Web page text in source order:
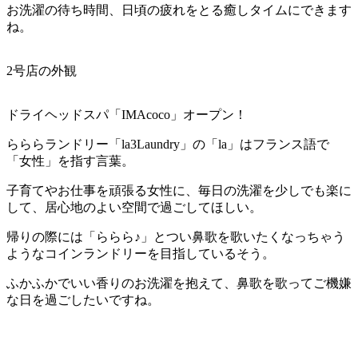
お洗濯の待ち時間、日頃の疲れをとる癒しタイムにできます
ね。
2号店の外観
ドライヘッドスパ「IMAcoco」オープン！
らららランドリー「la3Laundry」の「la」はフランス語で
「女性」を指す言葉。
子育てやお仕事を頑張る女性に、毎日の洗濯を少しでも楽に
して、居心地のよい空間で過ごしてほしい。
帰りの際には「ららら♪」とつい鼻歌を歌いたくなっちゃう
ようなコインランドリーを目指しているそう。
ふかふかでいい香りのお洗濯を抱えて、鼻歌を歌ってご機嫌
な日を過ごしたいですね。